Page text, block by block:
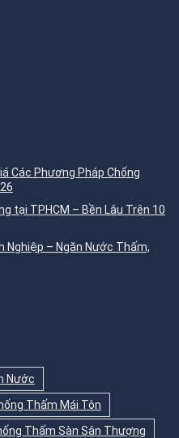
Các Phương Pháp Chống
tại TPHCM – Bền Lâu Trên 10
Nghiệp – Ngăn Nước Thấm,
Nước
Thấm Mái Tôn
Thấm Sàn Sân Thượng